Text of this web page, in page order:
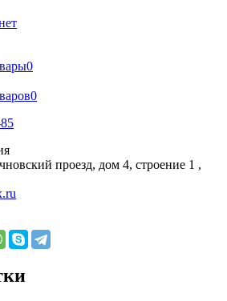
0
0
проезд, дом 4, строение 1 ,